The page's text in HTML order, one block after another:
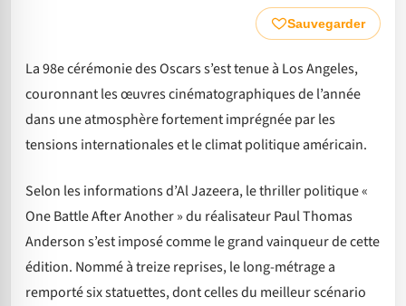
Sauvegarder
La 98e cérémonie des Oscars s’est tenue à Los Angeles,
couronnant les œuvres cinématographiques de l’année
dans une atmosphère fortement imprégnée par les
tensions internationales et le climat politique américain.
Selon les informations d’Al Jazeera, le thriller politique «
One Battle After Another » du réalisateur Paul Thomas
Anderson s’est imposé comme le grand vainqueur de cette
édition. Nommé à treize reprises, le long-métrage a
remporté six statuettes, dont celles du meilleur scénario